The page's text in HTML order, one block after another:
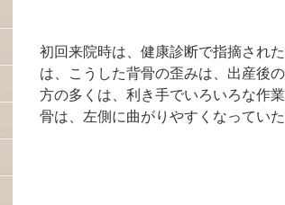
初回来院時は、健康診断で指摘され
は、こうした背骨の歪みは、出産後
方の多くは、利き手でいろいろな作
骨は、左側に曲がりやすくなっていた